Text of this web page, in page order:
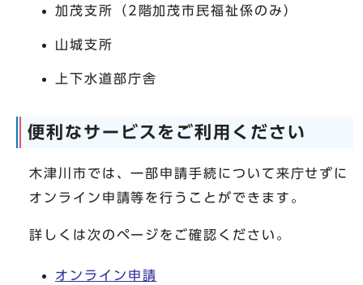
加茂支所（2階加茂市民福祉係のみ）
山城支所
上下水道部庁舎
便利なサービスをご利用ください
木津川市では、一部申請手続について来庁せずに
オンライン申請等を行うことができます。
詳しくは次のページをご確認ください。
オンライン申請